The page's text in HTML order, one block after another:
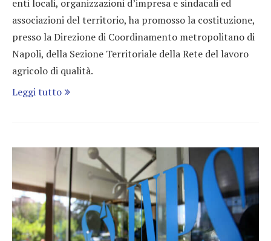
enti locali, organizzazioni d’impresa e sindacali ed
associazioni del territorio, ha promosso la costituzione,
presso la Direzione di Coordinamento metropolitano di
Napoli, della Sezione Territoriale della Rete del lavoro
agricolo di qualità.
Leggi tutto